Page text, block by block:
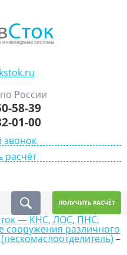
России
58-39
01-00
расчёт
ПОЛУЧИТЬ РАСЧЁТ
— КНС, ЛОС, ПНС,
сооружения различного
–